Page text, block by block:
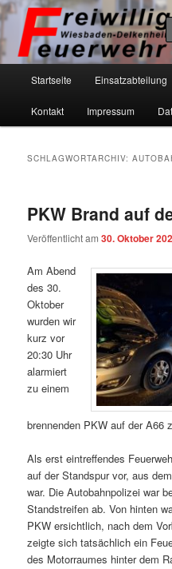
Zum
primären
Inhalt
springen
Zum
sekundären
Inhalt
springenFreiwillige
Startseite Einsatzabteilung
Kontakt Impressum
SCHLAGWORTARCHIV:
PKW Brand auf
Veröffentlicht am30. Oktober
Am Abend
des 30.
Oktober
wurden wir
kurz vor
20:30 Uhr
alarmiert
zu einem
brennenden PKW auf der A66
Als erst eintreffendes
auf der Standspur vor, aus
war. Die Autobahnpolizei war
Standstreifen ab. Von hinten
PKW ersichtlich, nach dem
zeigte sich tatsächlich ein
des Motorraumes hinter dem